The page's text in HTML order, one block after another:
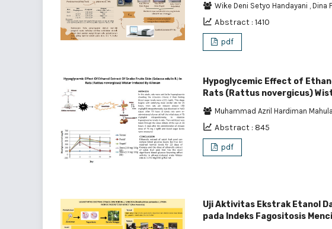
Wike Deni Setyo Handayani Dina
Abstract : 1410
pdf
Hypoglycemic Effect of
Rats (Rattus novergicus)
Muhammad Azril Hardiman
Abstract : 845
pdf
Uji Aktivitas Ekstrak Etanol
pada Indeks Fagositosis